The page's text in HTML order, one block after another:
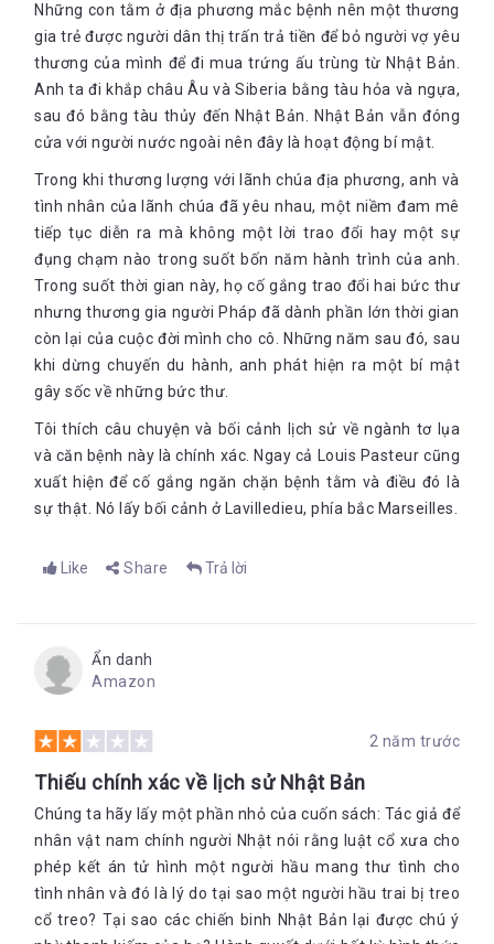
Những con tằm ở địa phương mắc bệnh nên một thương
gia trẻ được người dân thị trấn trả tiền để bỏ người vợ yêu
thương của mình để đi mua trứng ấu trùng từ Nhật Bản.
Anh ta đi khắp châu Âu và Siberia bằng tàu hỏa và ngựa,
sau đó bằng tàu thủy đến Nhật Bản. Nhật Bản vẫn đóng
cửa với người nước ngoài nên đây là hoạt động bí mật.
Trong khi thương lượng với lãnh chúa địa phương, anh và
tình nhân của lãnh chúa đã yêu nhau, một niềm đam mê
tiếp tục diễn ra mà không một lời trao đổi hay một sự
đụng chạm nào trong suốt bốn năm hành trình của anh.
Trong suốt thời gian này, họ cố gắng trao đổi hai bức thư
nhưng thương gia người Pháp đã dành phần lớn thời gian
còn lại của cuộc đời mình cho cô. Những năm sau đó, sau
khi dừng chuyến du hành, anh phát hiện ra một bí mật
gây sốc về những bức thư.
Tôi thích câu chuyện và bối cảnh lịch sử về ngành tơ lụa
và căn bệnh này là chính xác. Ngay cả Louis Pasteur cũng
xuất hiện để cố gắng ngăn chặn bệnh tằm và điều đó là
sự thật. Nó lấy bối cảnh ở Lavilledieu, phía bắc Marseilles.
Like Share Trả lời
Ẩn danh
Amazon
2 năm trước
Thiếu chính xác về lịch sử Nhật Bản
Chúng ta hãy lấy một phần nhỏ của cuốn sách: Tác giả để
nhân vật nam chính người Nhật nói rằng luật cổ xưa cho
phép kết án tử hình một người hầu mang thư tình cho
tình nhân và đó là lý do tại sao một người hầu trai bị treo
cổ treo? Tại sao các chiến binh Nhật Bản lại được chú ý